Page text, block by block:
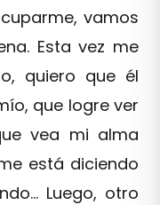
vamos
Esta vez me
quiero que él
que logre ver
vea mi alma
está diciendo
Luego, otro